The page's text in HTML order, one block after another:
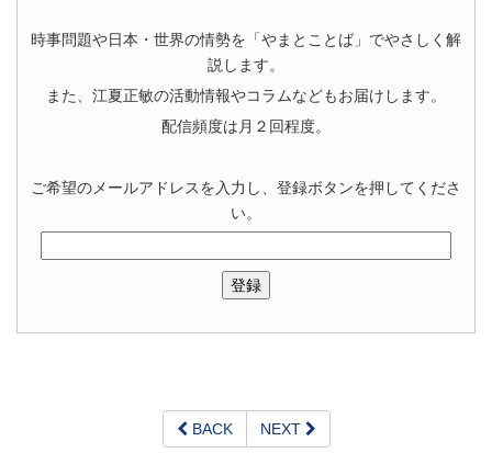
時事問題や日本・世界の情勢を「やまとことば」でやさしく解
説します。
また、江夏正敏の活動情報やコラムなどもお届けします。
配信頻度は月２回程度。
ご希望のメールアドレスを入力し、登録ボタンを押してくださ
い。
BACK NEXT